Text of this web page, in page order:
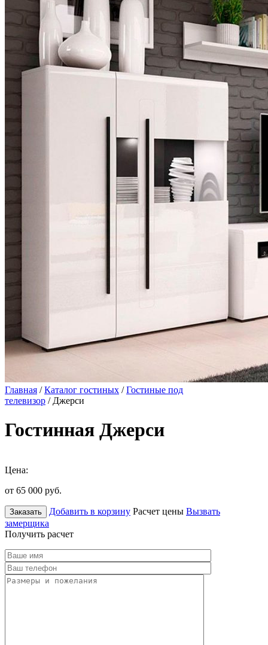
Главная /Каталог гостиных /Гостиные под
телевизор / Джерси
Гостинная Джерси
Цена:
от 65 000 руб.
Заказать Добавить в корзину Расчет цены Вызвать
замерщика
Получить расчет